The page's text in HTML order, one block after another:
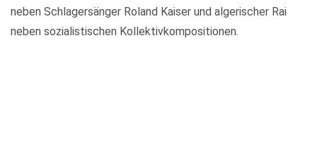
neben Schlagersänger Roland Kaiser und algerischer Rai
neben sozialistischen Kollektivkompositionen.